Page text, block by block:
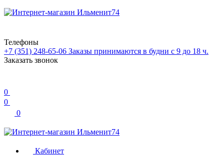
Телефоны
+7 (351) 248-65-06 Заказы принимаются в будни с 9 до 18 ч.
Заказать звонок
0
0
0
Кабинет